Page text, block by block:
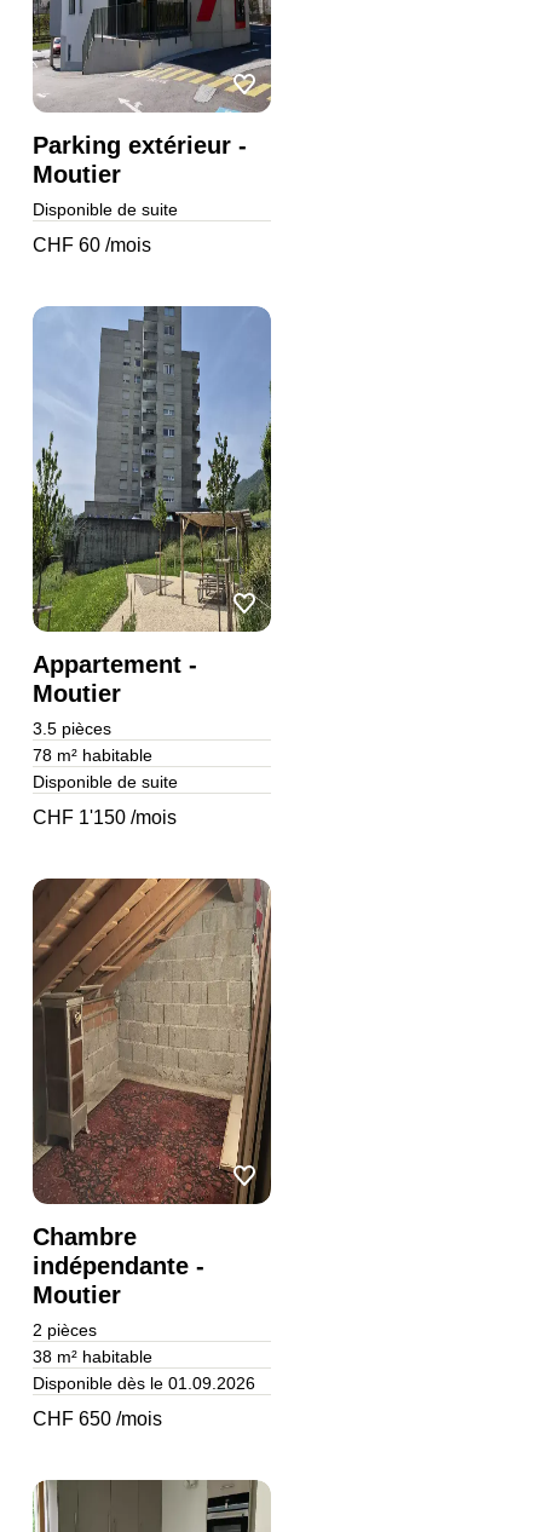
Parking extérieur -
Moutier
Disponible de suite
CHF 60 /mois
Appartement -
Moutier
3.5pièces
78 m²habitable
Disponible de suite
CHF 1'150 /mois
Chambre
indépendante -
Moutier
2 pièces
38 m²habitable
Disponible dès le 01.09.2026
CHF 650 /mois